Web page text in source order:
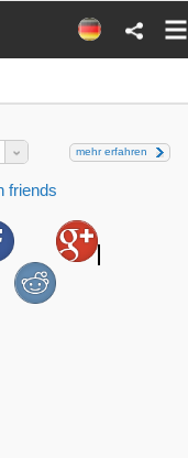
mehr erfahren
friends